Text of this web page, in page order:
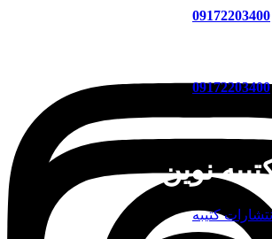
09172203400
09172203400
نوین